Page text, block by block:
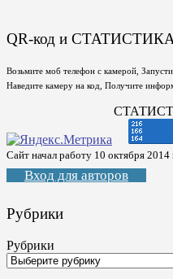
QR-код и СТАТИСТИКА
Возьмите моб телефон с камерой,
Наведите камеру на код, Получите
Сайт начал работу 10 октября 2014
Вход для авторов
Рубрики
Рубрики